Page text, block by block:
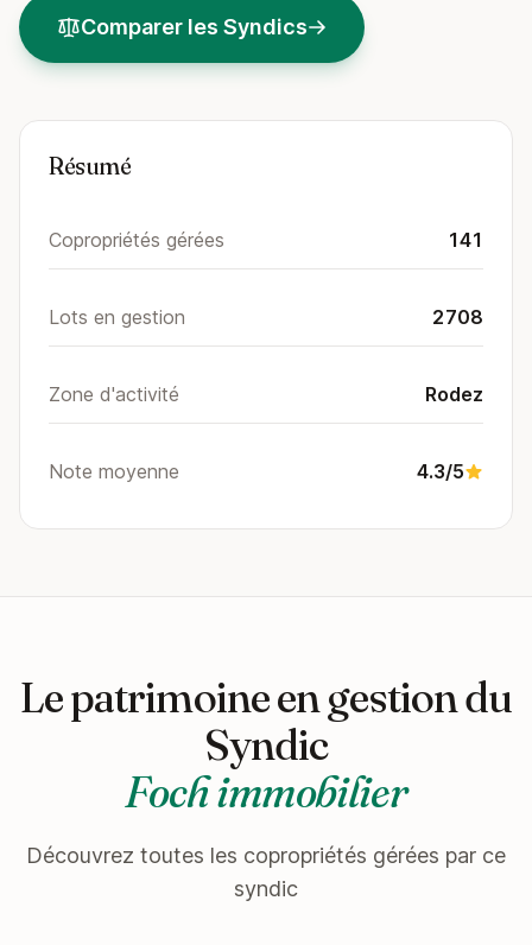
Comparer les Syndics
Résumé
Copropriétés gérées 141
Lots en gestion 2708
Zone d'activité Rodez
Note moyenne 4.3/5
Le patrimoine en gestion du
Syndic
Foch immobilier
Découvrez toutes les copropriétés gérées par ce
syndic